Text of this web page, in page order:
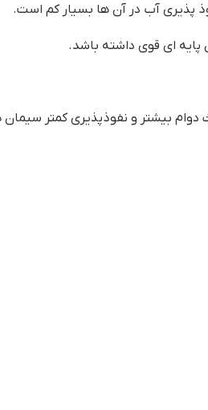
پذیری آب در آن ها بسیار کم است.
ای قوی داشته باشد.
بیشتر و نفوذپذیری کمتر